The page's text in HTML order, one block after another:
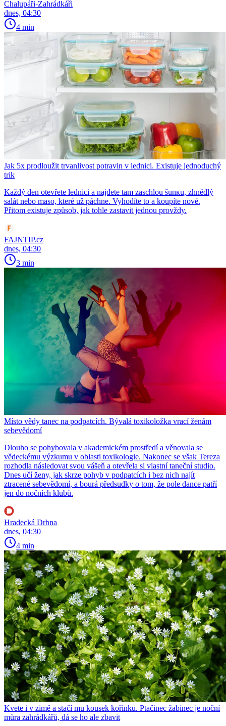
Chalupáři-Zahrádkáři
dnes, 04:30
4 min
Jak 5x prodloužit trvanlivost potravin v lednici. Existuje jednoduchý
trik
Každý den otevřete lednici a najdete tam zaschlou šunкu, zhnědlý
salát nebo maso, které už páchne. Vyhodíte to a koupíte nové.
Přitom existuje způsob, jak tohle zastavit jednou provždy.
FAJNTIP.cz
dnes, 04:30
3 min
Místo vědy tanec na podpatcích. Bývalá toxikoložka vrací ženám
sebevědomí
Dlouho se pohybovala v akademickém prostředí a věnovala se
vědeckému výzkumu v oblasti toxikologie. Nakonec se však Tereza
rozhodla následovat svou vášeň a otevřela si vlastní taneční studio.
Dnes učí ženy, jak skrze pohyb v podpatcích i bez nich najít
ztracené sebevědomí, a bourá předsudky o tom, že pole dance patří
jen do nočních klubů.
Hradecká Drbna
dnes, 04:30
4 min
Kvete i v zimě a stačí mu kousek kořínku. Ptačinec žabinec je noční
můra zahrádkářů, dá se ho ale zbavit